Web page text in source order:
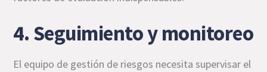
4. Seguimiento y monitoreo
El equipo de gestión de riesgos necesita supervisar el